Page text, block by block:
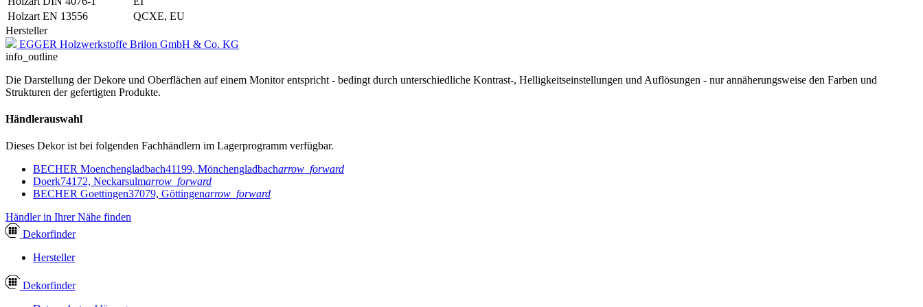
Holzart EN 13556
QCXE, EU
Hersteller
EGGER Holzwerkstoffe Brilon GmbH & Co. KG
info_outline
Die Darstellung der Dekore und Oberflächen auf einem Monitor entspricht - bedingt durch unterschiedliche Kontrast-, Helligkeitseinstellungen und Auflösungen - nur annäherungsweise den Farben und
Strukturen der gefertigten Produkte.
Händlerauswahl
Dieses Dekor ist bei folgenden Fachhändlern im Lagerprogramm verfügbar.
BECHER Moenchengladbach41199, Mönchengladbacharrow_forward
Doerk74172, Neckarsulmarrow_forward
BECHER Goettingen37079, Göttingenarrow_forward
Händler in Ihrer Nähe finden
Dekorfinder
Hersteller
Dekorfinder